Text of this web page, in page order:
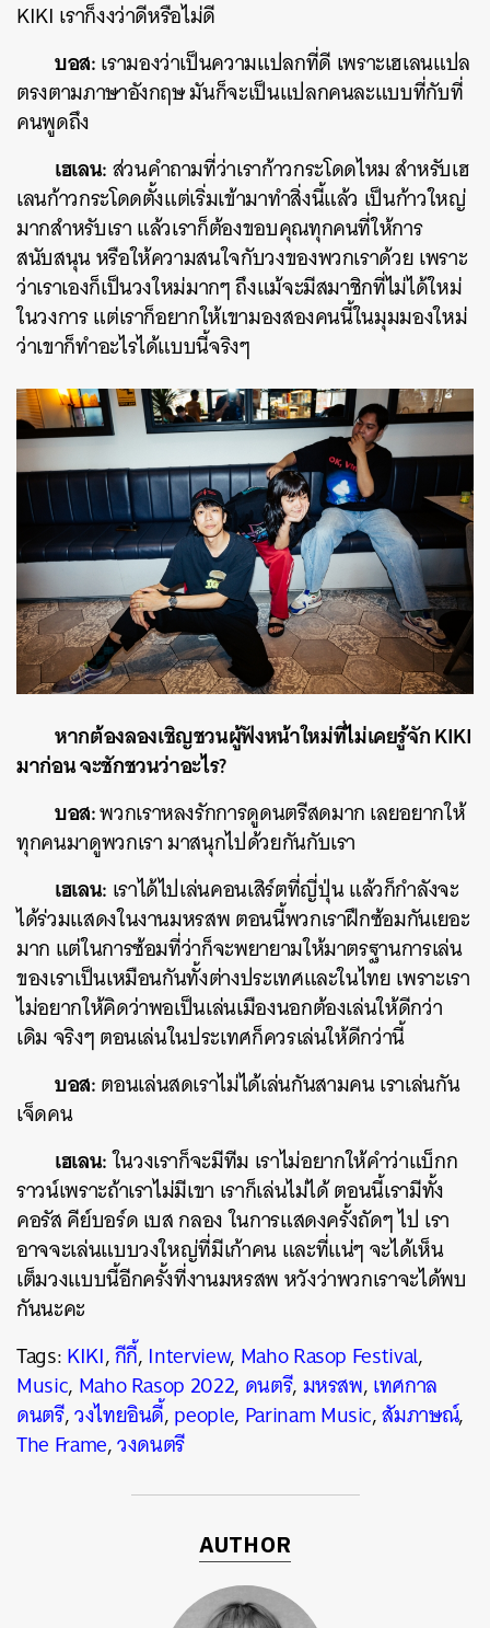
KIKI เราก็งงว่าดีหรือไม่ดี
บอส:เรามองว่าเป็นความแปลกที่ดี เพราะเฮเลนแปล
ตรงตามภาษาอังกฤษ มันก็จะเป็นแปลกคนละแบบที่กับที่
คนพูดถึง
เฮเลน:ส่วนคำถามที่ว่าเราก้าวกระโดดไหม สำหรับเฮ
เลนก้าวกระโดดตั้งแต่เริ่มเข้ามาทำสิ่งนี้แล้ว เป็นก้าวใหญ่
มากสำหรับเรา แล้วเราก็ต้องขอบคุณทุกคนที่ให้การ
สนับสนุน หรือให้ความสนใจกับวงของพวกเราด้วย เพราะ
ว่าเราเองก็เป็นวงใหม่มากๆ ถึงแม้จะมีสมาชิกที่ไม่ได้ใหม่
ในวงการ แต่เราก็อยากให้เขามองสองคนนี้ในมุมมองใหม่
ว่าเขาก็ทำอะไรได้แบบนี้จริงๆ
หากต้องลองเชิญชวนผู้ฟังหน้าใหม่ที่ไม่เคยรู้จัก KIKI
มาก่อน จะชักชวนว่าอะไร?
บอส:พวกเราหลงรักการดูดนตรีสดมาก เลยอยากให้
ทุกคนมาดูพวกเรา มาสนุกไปด้วยกันกับเรา
เฮเลน: เราได้ไปเล่นคอนเสิร์ตที่ญี่ปุ่น แล้วก็กำลังจะ
ได้ร่วมแสดงในงานมหรสพ ตอนนี้พวกเราฝึกซ้อมกันเยอะ
มาก แต่ในการซ้อมที่ว่าก็จะพยายามให้มาตรฐานการเล่น
ของเราเป็นเหมือนกันทั้งต่างประเทศและในไทย เพราะเรา
ไม่อยากให้คิดว่าพอเป็นเล่นเมืองนอกต้องเล่นให้ดีกว่า
เดิม จริงๆ ตอนเล่นในประเทศก็ควรเล่นให้ดีกว่านี้
บอส:ตอนเล่นสดเราไม่ได้เล่นกันสามคน เราเล่นกัน
เจ็ดคน
เฮเลน:ในวงเราก็จะมีทีม เราไม่อยากให้คำว่าแบ็กก
ราวน์เพราะถ้าเราไม่มีเขา เราก็เล่นไม่ได้ ตอนนี้เรามีทั้ง
คอรัส คีย์บอร์ด เบส กลอง ในการแสดงครั้งถัดๆ ไป เรา
อาจจะเล่นแบบวงใหญ่ที่มีเก้าคน และที่แน่ๆ จะได้เห็น
เต็มวงแบบนี้อีกครั้งที่งานมหรสพ หวังว่าพวกเราจะได้พบ
กันนะคะ
Tags:KIKI,กีกี้, Interview, Maho Rasop Festival,
Music, Maho Rasop 2022, ดนตรี,มหรสพ,เทศกาล
ดนตรี,วงไทยอินดี้,people, Parinam Music,สัมภาษณ์,
The Frame,วงดนตรี
AUTHOR